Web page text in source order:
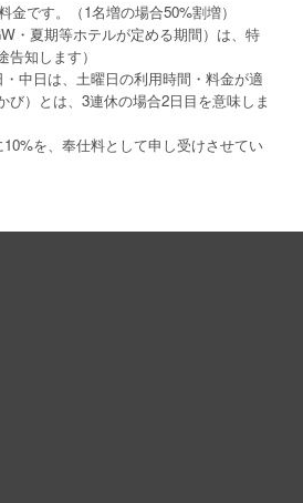
金です。（1名増の場合50%割増）
・夏期等ホテルが定める期間）は、特
知します）
中日は、土曜日の利用時間・料金が適
び）とは、3連休の場合2日目を意味しま
を、奉仕料として申し受けさせてい